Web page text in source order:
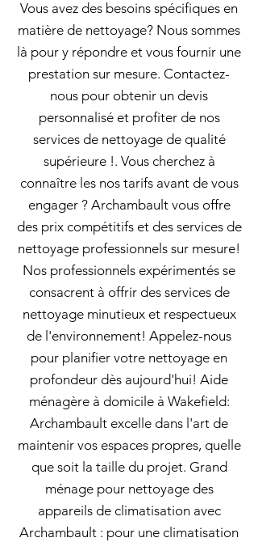
Vous avez des besoins spécifiques en
matière de nettoyage? Nous sommes
là pour y répondre et vous fournir une
prestation sur mesure. Contactez-
nous pour obtenir un devis
personnalisé et profiter de nos
services de nettoyage de qualité
supérieure !. Vous cherchez à
connaître les nos tarifs avant de vous
engager ? Archambault vous offre
des prix compétitifs et des services de
nettoyage professionnels sur mesure!
Nos professionnels expérimentés se
consacrent à offrir des services de
nettoyage minutieux et respectueux
de l'environnement! Appelez-nous
pour planifier votre nettoyage en
profondeur dès aujourd'hui! Aide
ménagère à domicile à Wakefield:
Archambault excelle dans l'art de
maintenir vos espaces propres, quelle
que soit la taille du projet. Grand
ménage pour nettoyage des
appareils de climatisation avec
Archambault : pour une climatisation